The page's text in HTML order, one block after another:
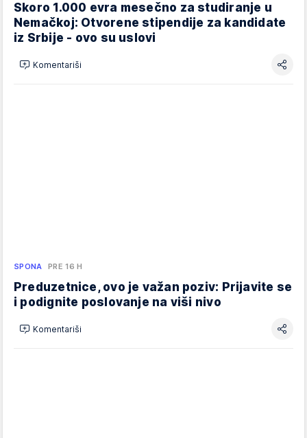
Skoro 1.000 evra mesečno za studiranje u
Nemačkoj: Otvorene stipendije za kandidate
iz Srbije - ovo su uslovi
Komentariši
SPONA PRE 16 H
Preduzetnice, ovo je važan poziv: Prijavite se
i podignite poslovanje na viši nivo
Komentariši